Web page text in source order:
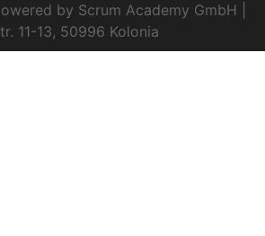
by Scrum Academy GmbH |
11-13, 50996 Kolonia